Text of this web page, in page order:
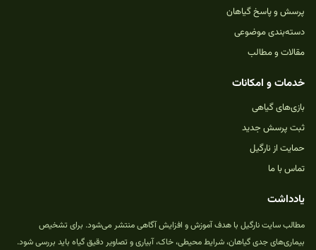
پرسش و پاسخ گیاهان
دسته‌بندی موضوعی
مقالات و مطالب
خدمات و امکانات
بازی‌های گیاهی
ثبت پرسش جدید
حمایت از نارگیل
تماس با ما
یادداشت
مطالب سایت نارگیل با هدف آموزش و افزایش آگاهی منتشر می‌شود. برای تشخیص
بیماری‌های جدی گیاهان، شرایط محیطی، خاک، آبیاری و تصاویر دقیق گیاه باید بررسی شود.